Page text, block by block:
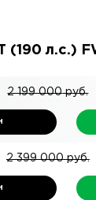
(190 л.с.)
2 199 000руб.
2 399 000руб.